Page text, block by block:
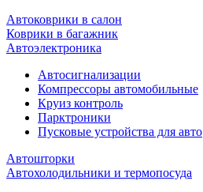
Автоковрики в салон
Коврики в багажник
Автоэлектроника
Автосигнализации
Компрессоры автомобильные
Круиз контроль
Парктроники
Пусковые устройства для авто
Автошторки
Автохолодильники и термопосуда